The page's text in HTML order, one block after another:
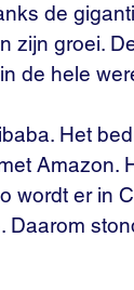
de
zijn groei.
de hele
Het
Amazon.
wordt er in
Daarom